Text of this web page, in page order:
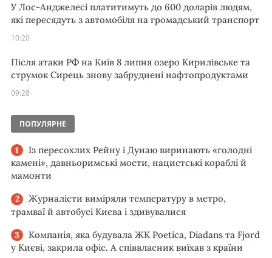
У Лос-Анджелесі платитимуть до 600 доларів людям,
які пересядуть з автомобіля на громадський транспорт
10:20
Після атаки РФ на Київ 8 липня озеро Кирилівське та
струмок Сирець знову забруднені нафтопродуктами
09:28
ПОПУЛЯРНЕ
Із пересохлих Рейну і Дунаю виринають «голодні
камені», давньоримські мости, нацистські кораблі й
мамонти
Журналісти виміряли температуру в метро,
трамваї й автобусі Києва і здивувалися
Компанія, яка будувала ЖК Poetica, Diadans та Fjord
у Києві, закрила офіс. А співвласник виїхав з країни